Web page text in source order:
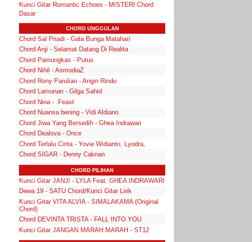
Kunci Gitar Romantic Echoes - MISTERI Chord
Dasar
CHORD UNGGULAN
Chord Sal Priadi - Gala Bunga Matahari
Chord Anji - Selamat Datang Di Realita
Chord Pamungkas - Putus
Chord Nihil - AsmodiaZ
Chord Rony Parulian - Angin Rindu
Chord Lamunan - Gilga Sahid
Chord Nina - .Feast
Chord Nuansa bening - Vidi Aldiano
Chord Jiwa Yang Bersedih - Ghea Indrawari
Chord Dealova - Once
Chord Terlalu Cinta - Yovie Widianto, Lyodra,
Chord SIGAR - Denny Caknan
CHORD PILIHAN
Kunci Gitar JANJI - LYLA Feat. GHEA INDRAWARI
Dewa 19 - SATU Chord/Kunci Gitar Lirik
Kunci Gitar VITA ALVIA - SIMALAKAMA (Original
Chord)
Chord DEVINTA TRISTA - FALL INTO YOU
Kunci Gitar JANGAN MARAH MARAH - ST12